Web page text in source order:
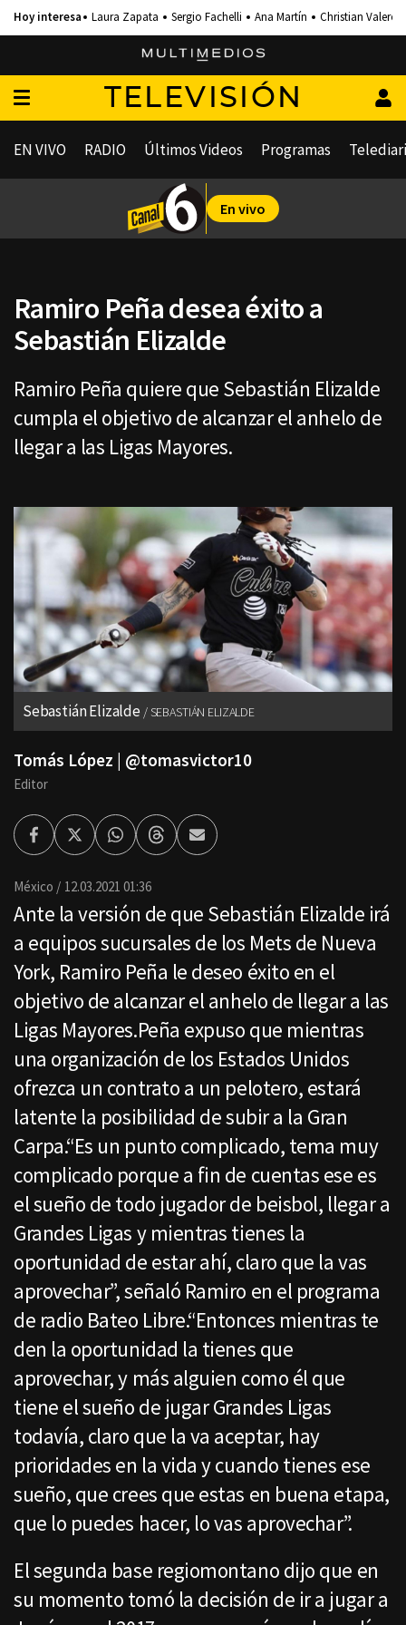
Laura Zapata Sergio Fachelli Ana Martín Christian Valero
TELEVISIÓN
EN VIVO RADIO Últimos Videos Programas
En vivo
Ramiro Peña desea éxito a
Sebastián Elizalde
Ramiro Peña quiere que Sebastián Elizalde
cumpla el objetivo de alcanzar el anhelo de
llegar a las Ligas Mayores.
Sebastián Elizalde SEBASTIÁN ELIZALDE
Tomás López | @tomasvictor10
Editor
FacebookTwitterWhatsappThreadsEnviar
por
México 12.03.2021 01:36
Ante la versión de que Sebastián Elizalde irá
a equipos sucursales de los Mets de Nueva
York, Ramiro Peña le deseo éxito en el
objetivo de alcanzar el anhelo de llegar a las
Ligas Mayores.Peña expuso que mientras
una organización de los Estados Unidos
ofrezca un contrato a un pelotero, estará
latente la posibilidad de subir a la Gran
Carpa.“Es un punto complicado, tema muy
complicado porque a fin de cuentas ese es
el sueño de todo jugador de beisbol, llegar a
Grandes Ligas y mientras tienes la
oportunidad de estar ahí, claro que la vas
aprovechar”, señaló Ramiro en el programa
de radio Bateo Libre.“Entonces mientras te
den la oportunidad la tienes que
aprovechar, y más alguien como él que
tiene el sueño de jugar Grandes Ligas
todavía, claro que la va aceptar, hay
prioridades en la vida y cuando tienes ese
sueño, que crees que estas en buena etapa,
que lo puedes hacer, lo vas aprovechar”.
El segunda base regiomontano dijo que en
su momento tomó la decisión de ir a jugar a